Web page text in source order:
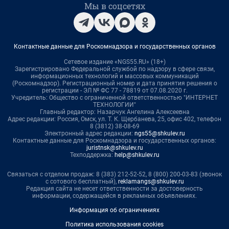
Мы в соцсетях
Контактные данные для Роскомнадзора и государственных органов
Сетевое издание «NGS55.RU» (18+)
Зарегистрировано Федеральной службой по надзору в сфере связи,
информационных технологий и массовых коммуникаций
(Роскомнадзор). Регистрационный номер и дата принятия решения о
регистрации - ЭЛ № ФС 77 - 78819 от 07.08.2020 г.
Учредитель: Общество с ограниченной ответственностью "ИНТЕРНЕТ
ТЕХНОЛОГИИ"
Главный редактор: Назарчук Ангелина Алексеевна
Адрес редакции: Россия, Омск, ул. Т. К. Щербанева, 25, офис 402, телефон
8 (3812) 38-08-69
Электронный адрес редакции: ngs55@shkulev.ru
Контактные данные для Роскомнадзора и государственных органов:
juristnsk@shkulev.ru
Техподдержка: help@shkulev.ru
Связаться с отделом продаж: 8 (383) 212-52-52, 8 (800) 200-03-83 (звонок
с сотового бесплатный), reklamangs@shkulev.ru
Редакция сайта не несет ответственности за достоверность
информации, содержащейся в рекламных объявлениях.
Информация об ограничениях
Политика использования cookies